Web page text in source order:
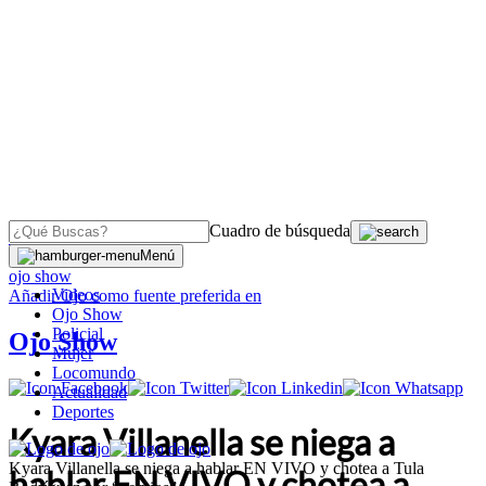
Cuadro de búsqueda
Menú
Videos
Ojo Show
Policial
Mujer
Locomundo
Actualidad
Deportes
Kyara Villanella se niega a hablar EN VIVO y chotea a Tula
OJO
ojo show
AñadirOjocomo fuente preferida en
Ojo Show
Kyara Villanella se niega a